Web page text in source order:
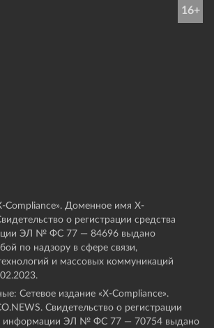
16+
Compliance». Доменное имя X-
о регистрации средства
ЭЛ № ФС 77 — 84696 выдано
по надзору в сфере связи,
и массовых коммуникаций
Сетевое издание «Х-Compliance».
Свидетельство о регистрации
информации ЭЛ № ФС 77 — 70754 выдано